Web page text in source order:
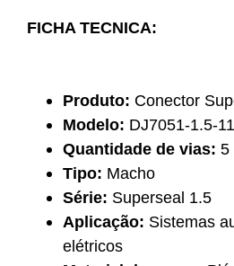
FICHA TECNICA:
Produto: Conector
Modelo: DJ7051-1.5-
Quantidade de vias: 5
Tipo: Macho
Série: Superseal 1.5
Aplicação: Sistemas
elétricos